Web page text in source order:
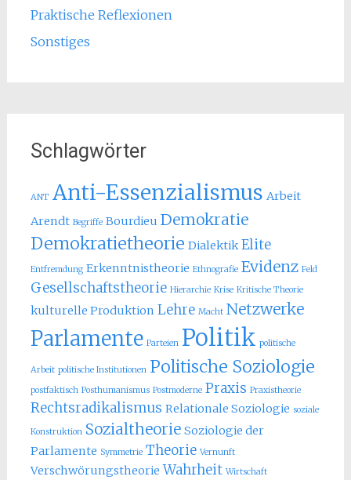
Praktische Reflexionen
Sonstiges
Schlagwörter
ANT Anti-Essenzialismus Arbeit
Arendt Begriffe Bourdieu Demokratie
Demokratietheorie Dialektik Elite
Entfremdung Erkenntnistheorie Ethnografie Evidenz Feld
Gesellschaftstheorie Hierarchie Krise Kritische Theorie
kulturelle Produktion Lehre Macht Netzwerke
Parlamente Parteien Politik politische
Arbeit politische Institutionen Politische Soziologie
postfaktisch Posthumanismus Postmoderne Praxis Praxistheorie
Rechtsradikalismus Relationale Soziologie soziale
Konstruktion Sozialtheorie Soziologie der
Parlamente Symmetrie Theorie Vernunft
Verschwörungstheorie Wahrheit Wirtschaft